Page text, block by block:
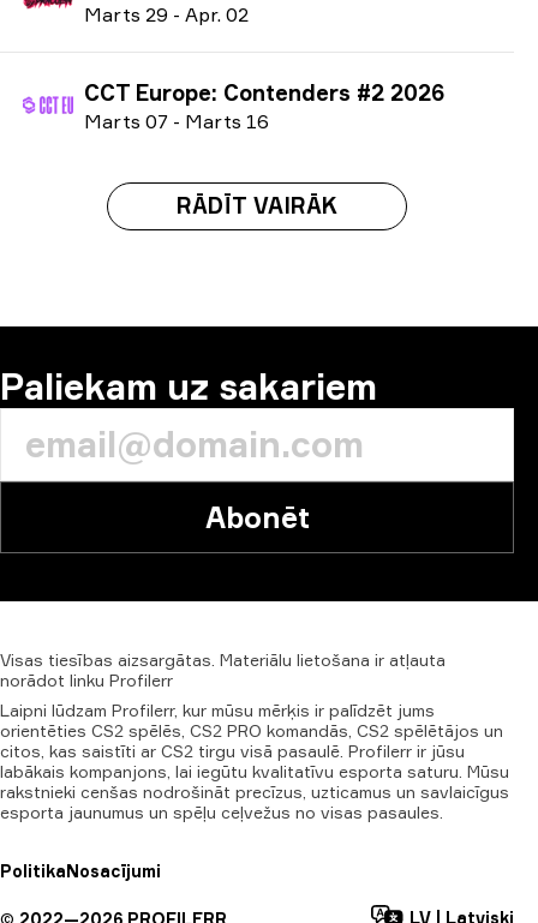
Marts 29 - Apr. 02
CCT Europe: Contenders #2 2026
Marts 07 - Marts 16
RĀDĪT VAIRĀK
Paliekam uz sakariem
Abonēt
Visas tiesības aizsargātas. Materiālu lietošana ir atļauta
norādot linku Profilerr
Laipni lūdzam Profilerr, kur mūsu mērķis ir palīdzēt jums
orientēties CS2 spēlēs, CS2 PRO komandās, CS2 spēlētājos un
citos, kas saistīti ar CS2 tirgu visā pasaulē. Profilerr ir jūsu
labākais kompanjons, lai iegūtu kvalitatīvu esporta saturu. Mūsu
rakstnieki cenšas nodrošināt precīzus, uzticamus un savlaicīgus
esporta jaunumus un spēļu ceļvežus no visas pasaules.
PolitikaNosacījumi
© 2022—2026 PROFILERR LV Latviski